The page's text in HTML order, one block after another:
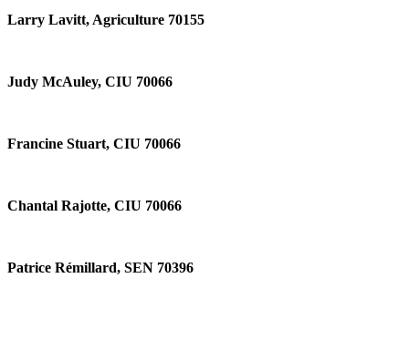
Larry Lavitt, Agriculture 70155
Judy McAuley, CIU 70066
Francine Stuart, CIU 70066
Chantal Rajotte, CIU 70066
Patrice Rémillard, SEN 70396